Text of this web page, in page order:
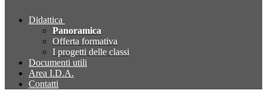
Didattica
Panoramica
Offerta formativa
I progetti delle classi
Documenti utili
Area I.D.A.
Contatti